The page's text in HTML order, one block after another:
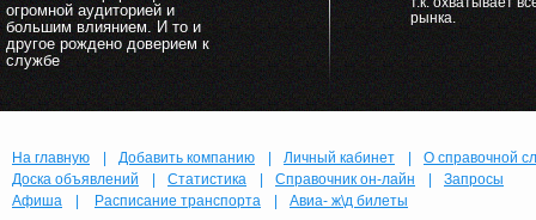
огромной аудиторией и
большим влиянием. И то и
другое рождено доверием к
службе
рынка.
На главную Добавить компанию Личный кабинет
О справочной
Доска объявлений
Статистика Справочник он-лайн
Запросы
Афиша
Расписание транспорта Авиа- ж\д билеты